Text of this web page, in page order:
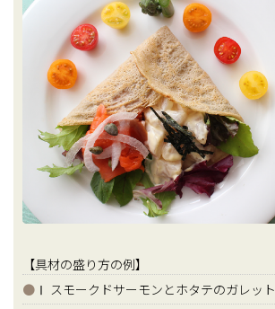
【具材の盛り方の例】
● Ⅰ スモークドサーモンとホタテのガレット